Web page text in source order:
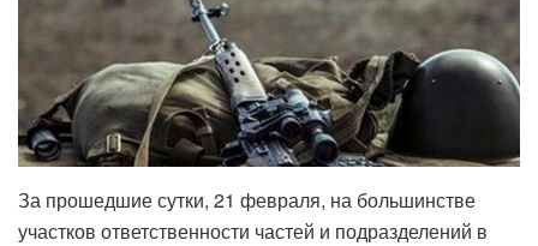
За прошедшие сутки, 21 февраля, на большинстве
участков ответственности частей и подразделений в